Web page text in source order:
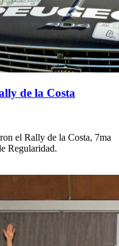
de la Costa
el Rally de la Costa, 7ma
Regularidad.